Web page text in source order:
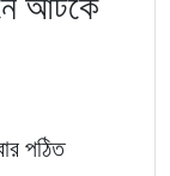
পঠিত